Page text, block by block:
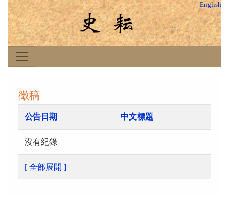
English
徵稿
公告日期 中文標題
沒有紀錄
[ 全部展開 ]